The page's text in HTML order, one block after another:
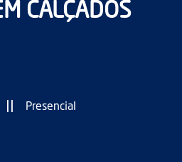
CALÇADOS
|| Presencial